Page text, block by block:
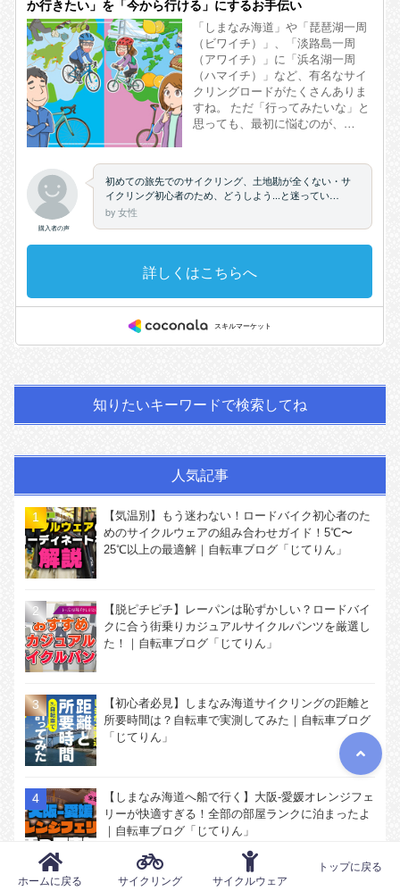
知りたいキーワードで検索してね
人気記事
【気温別】もう迷わない！ロードバイク初心者のた
めのサイクルウェアの組み合わせガイド！5℃〜
25℃以上の最適解｜自転車ブログ「じてりん」
【脱ピチピチ】レーパンは恥ずかしい？ロードバイ
クに合う街乗りカジュアルサイクルパンツを厳選し
た！｜自転車ブログ「じてりん」
【初心者必見】しまなみ海道サイクリングの距離と
所要時間は？自転車で実測してみた｜自転車ブログ
「じてりん」
【しまなみ海道へ船で行く】大阪-愛媛オレンジフェ
リーが快適すぎる！全部の部屋ランクに泊まったよ
｜自転車ブログ「じてりん」
ホームに戻る サイクリング サイクルウェア
トップに戻る